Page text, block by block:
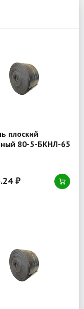
плоский
80-5-БКНЛ-65
₽